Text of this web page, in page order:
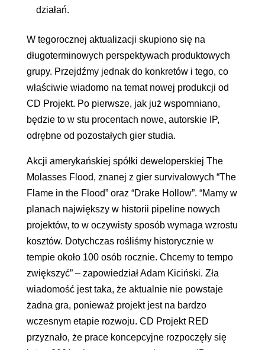
działań.
W tegorocznej aktualizacji skupiono się na
długoterminowych perspektywach produktowych
grupy. Przejdźmy jednak do konkretów i tego, co
właściwie wiadomo na temat nowej produkcji od
CD Projekt. Po pierwsze, jak już wspomniano,
będzie to w stu procentach nowe, autorskie IP,
odrębne od pozostałych gier studia.
Akcji amerykańskiej spółki deweloperskiej The
Molasses Flood, znanej z gier survivalowych “The
Flame in the Flood” oraz “Drake Hollow”. “Mamy w
planach największy w historii pipeline nowych
projektów, to w oczywisty sposób wymaga wzrostu
kosztów. Dotychczas rośliśmy historycznie w
tempie około 100 osób rocznie. Chcemy to tempo
zwiększyć” – zapowiedział Adam Kiciński. Zła
wiadomość jest taka, że aktualnie nie powstaje
żadna gra, ponieważ projekt jest na bardzo
wczesnym etapie rozwoju. CD Projekt RED
przyznało, że prace koncepcyjne rozpoczęły się